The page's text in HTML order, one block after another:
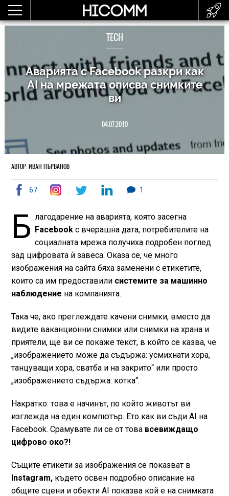
TECH
Аварията с Facebook разкри как
AI на мрежата описва снимките
ви
04.07.2019
АВТОР: ИВАН ПЪРВАНОВ
67 1
Б лагодарение на аварията, която засегна
Facebook с вчерашна дата, потребителите на
социалната мрежа получиха подробен поглед
зад цифровата ѝ завеса. Оказа се, че много
изображения на сайта бяха заменени с етикетите,
които са им предоставили системите за машинно
наблюдение на компанията.
Така че, ако преглеждате качени снимки, вместо да
видите ваканционни снимки или снимки на храна и
приятели, ще ви се покаже текст, в който се казва, че
„изображението може да съдържа: усмихнати хора,
танцуващи хора, сватба и на закрито“ или просто
„изображението съдържа: котка“.
Накратко: това е начинът, по който животът ви
изглежда на един компютър. Ето как ви съди AI на
Facebook. Срамувате ли се от това всевиждащо
цифрово око?!
Същите етикети за изображения се показват в
Instagram,където освен подробно описание на
общите сцени и обекти AI показва кой е на снимката